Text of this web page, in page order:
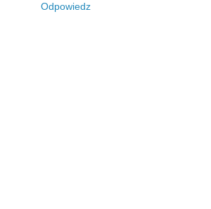
Odpowiedz